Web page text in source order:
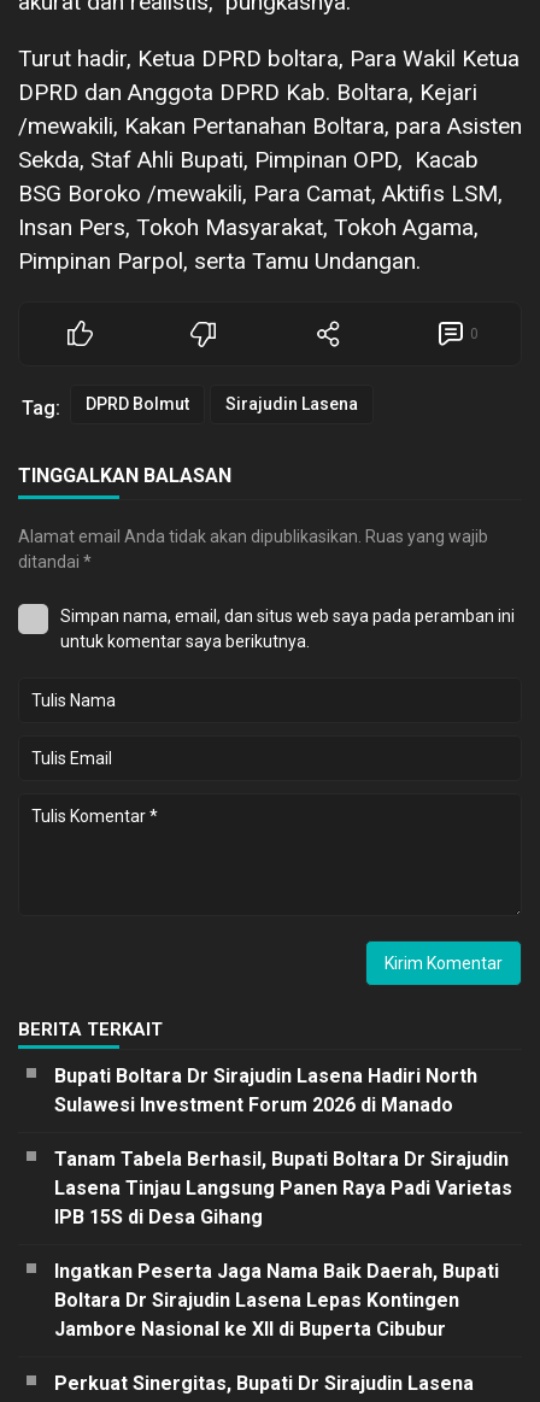
Turut hadir, Ketua DPRD boltara, Para Wakil Ketua
DPRD dan Anggota DPRD Kab. Boltara, Kejari
/mewakili, Kakan Pertanahan Boltara, para Asisten
Sekda, Staf Ahli Bupati, Pimpinan OPD, Kacab
BSG Boroko /mewakili, Para Camat, Aktifis LSM,
Insan Pers, Tokoh Masyarakat, Tokoh Agama,
Pimpinan Parpol, serta Tamu Undangan.
0
Tag: DPRD Bolmut Sirajudin Lasena
TINGGALKAN BALASAN
Alamat email Anda tidak akan dipublikasikan. Ruas yang wajib
ditandai *
Simpan nama, email, dan situs web saya pada peramban ini
untuk komentar saya berikutnya.
BERITA TERKAIT
Bupati Boltara Dr Sirajudin Lasena Hadiri North
Sulawesi Investment Forum 2026 di Manado
Tanam Tabela Berhasil, Bupati Boltara Dr Sirajudin
Lasena Tinjau Langsung Panen Raya Padi Varietas
IPB 15S di Desa Gihang
Ingatkan Peserta Jaga Nama Baik Daerah, Bupati
Boltara Dr Sirajudin Lasena Lepas Kontingen
Jambore Nasional ke XII di Buperta Cibubur
Perkuat Sinergitas, Bupati Dr Sirajudin Lasena